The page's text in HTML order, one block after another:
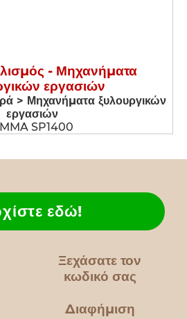
- Μηχανήματα
εργασιών
> Μηχανήματα ξυλουργικών
εργασιών
SP1400
Ξεχάσατε τον
κωδικό σας
εδώ!
Διαφήμιση